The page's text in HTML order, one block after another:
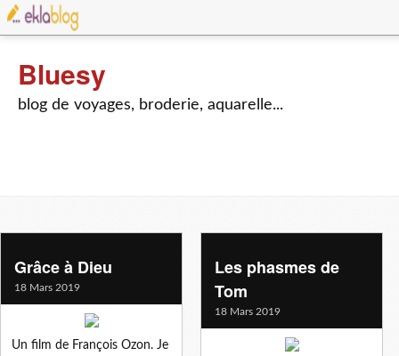
Bluesy
blog de voyages, broderie, aquarelle...
Grâce à Dieu
18 Mars 2019
Un film de François Ozon. Je
Les phasmes de
Tom
18 Mars 2019